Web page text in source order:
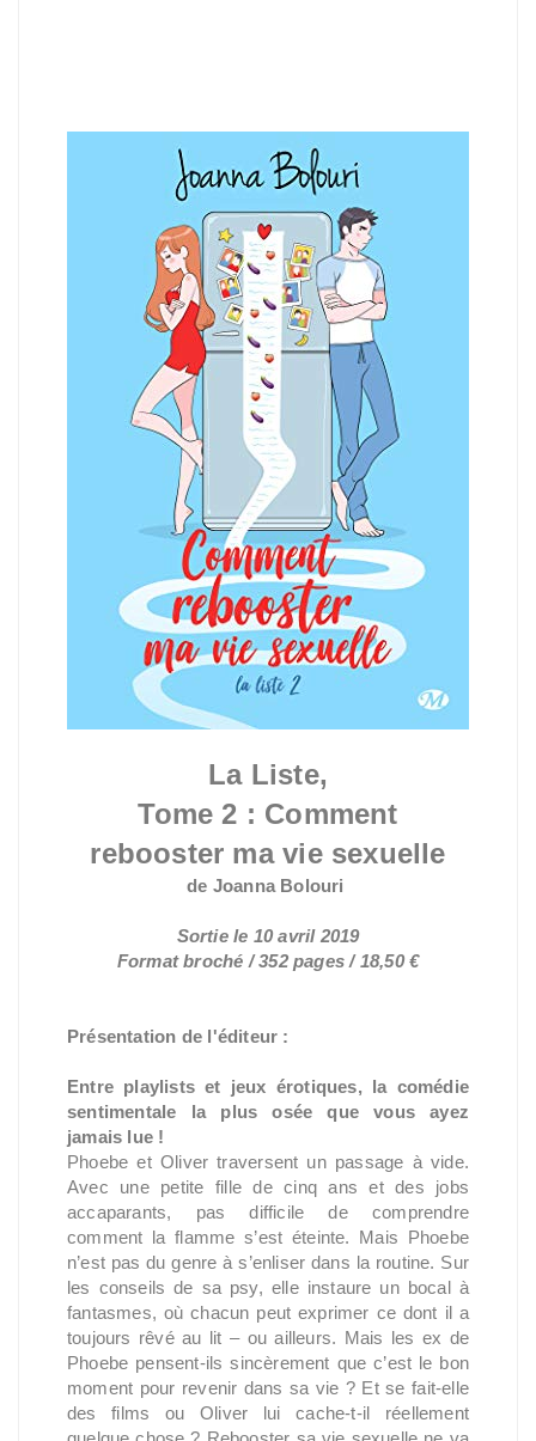
La Liste,
Tome 2 : Comment
rebooster ma vie sexuelle
de Joanna Bolouri
Sortie le 10 avril 2019
Format broché / 352 pages / 18,50 €
Présentation de l'éditeur :
Entre playlists et jeux érotiques, la comédie
sentimentale la plus osée que vous ayez
jamais lue !
Phoebe et Oliver traversent un passage à vide.
Avec une petite fille de cinq ans et des jobs
accaparants, pas difficile de comprendre
comment la flamme s’est éteinte. Mais Phoebe
n’est pas du genre à s’enliser dans la routine. Sur
les conseils de sa psy, elle instaure un bocal à
fantasmes, où chacun peut exprimer ce dont il a
toujours rêvé au lit – ou ailleurs. Mais les ex de
Phoebe pensent-ils sincèrement que c’est le bon
moment pour revenir dans sa vie ? Et se fait-elle
des films ou Oliver lui cache-t-il réellement